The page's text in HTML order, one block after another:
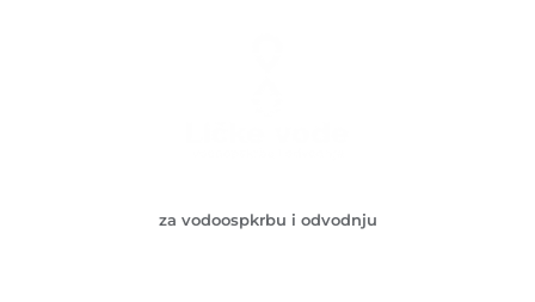
za vodoospkrbu i odvodnju